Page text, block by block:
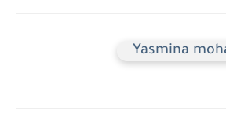
Yasmina